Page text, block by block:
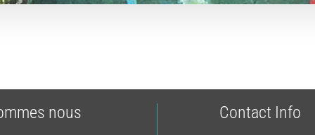
nous Contact Info